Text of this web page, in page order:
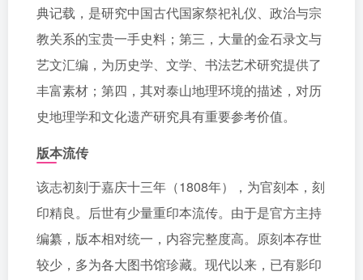
典记载，是研究中国古代国家祭祀礼仪、政治与宗
教关系的宝贵一手史料；第三，大量的金石录文与
艺文汇编，为历史学、文学、书法艺术研究提供了
丰富素材；第四，其对泰山地理环境的描述，对历
史地理学和文化遗产研究具有重要参考价值。
版本流传
该志初刻于嘉庆十三年（1808年），为官刻本，刻
印精良。后世有少量重印本流传。由于是官方主持
编纂，版本相对统一，内容完整度高。原刻本存世
较少，多为各大图书馆珍藏。现代以来，已有影印